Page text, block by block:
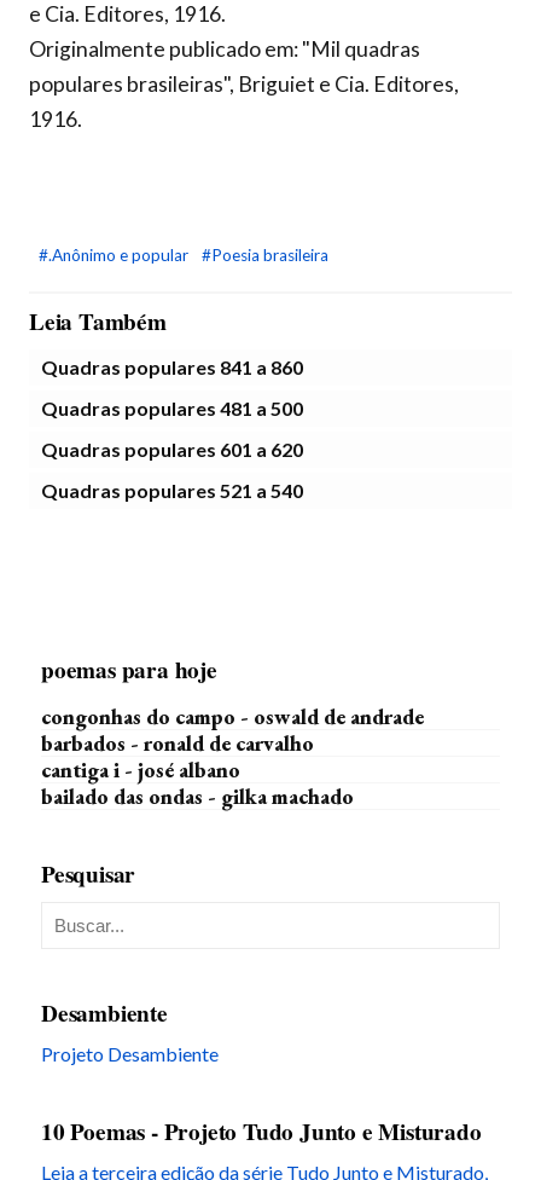
e Cia. Editores, 1916.
Originalmente publicado em: "Mil quadras
populares brasileiras", Briguiet e Cia. Editores,
1916.
#.Anônimo e popular #Poesia brasileira
Leia Também
Quadras populares 841 a 860
Quadras populares 481 a 500
Quadras populares 601 a 620
Quadras populares 521 a 540
poemas para hoje
congonhas do campo - oswald de andrade
barbados - ronald de carvalho
cantiga i - josé albano
bailado das ondas - gilka machado
Pesquisar
Desambiente
Projeto Desambiente
10 Poemas - Projeto Tudo Junto e Misturado
Leia a terceira edição da série Tudo Junto e Misturado,